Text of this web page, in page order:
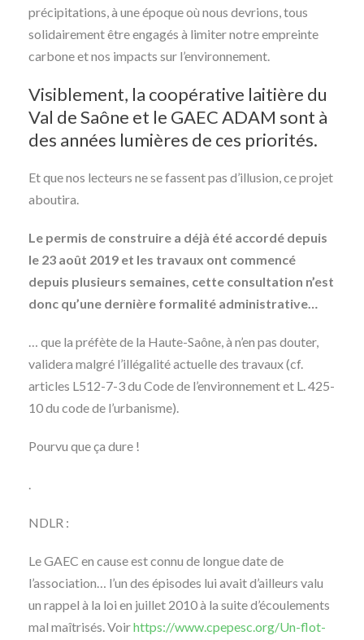
précipitations, à une époque où nous devrions, tous
solidairement être engagés à limiter notre empreinte
carbone et nos impacts sur l’environnement.
Visiblement, la coopérative laitière du
Val de Saône et le GAEC ADAM sont à
des années lumières de ces priorités.
Et que nos lecteurs ne se fassent pas d’illusion, ce projet
aboutira.
Le permis de construire a déjà été accordé depuis
le 23 août 2019 et les travaux ont commencé
depuis plusieurs semaines, cette consultation n’est
donc qu’une dernière formalité administrative…
… que la préfète de la Haute-Saône, à n’en pas douter,
validera malgré l’illégalité actuelle des travaux (cf.
articles L512-7-3 du Code de l’environnement et L. 425-
10 du code de l’urbanisme).
Pourvu que ça dure !
.
NDLR :
Le GAEC en cause est connu de longue date de
l’association… l’un des épisodes lui avait d’ailleurs valu
un rappel à la loi en juillet 2010 à la suite d’écoulements
mal maîtrisés. Voirhttps://www.cpepesc.org/Un-flot-